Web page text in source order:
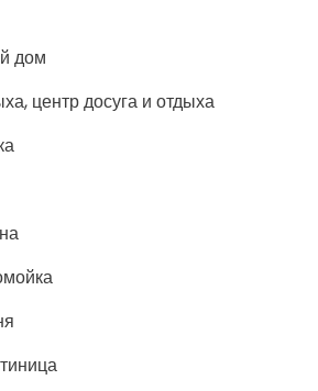
дом
центр досуга и отдыха